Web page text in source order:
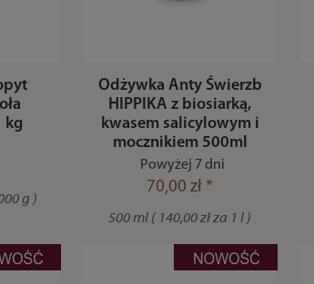
kg
g )
Odżywka Anty Świerzb
HIPPIKA z biosiarką,
kwasem salicylowym i
mocznikiem 500ml
Powyżej 7 dni
70,00 zł *
500 ml ( 140,00 zł za 1 l )